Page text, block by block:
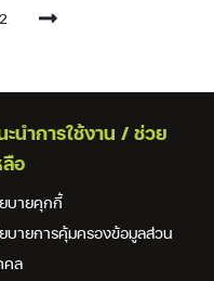
2
ะนำการใช้งาน / ช่วย
ลือ
บายคุกกี้
บายการคุ้มครองข้อมูลส่วน
คล